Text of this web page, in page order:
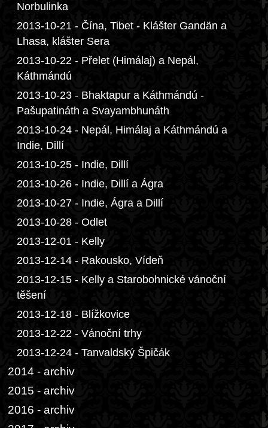
Norbulinka
2013-10-21 - Čína, Tibet - Klášter Gandän a
Lhasa, klášter Sera
2013-10-22 - Přelet (Himálaj) a Nepál,
Káthmándú
2013-10-23 - Bhaktapur a Káthmándú -
Pašupatináth a Svayambhunáth
2013-10-24 - Nepál, Himálaj a Káthmándú a
Indie, Dillí
2013-10-25 - Indie, Dillí
2013-10-26 - Indie, Dillí a Ágra
2013-10-27 - Indie, Ágra a Dillí
2013-10-28 - Odlet
2013-12-01 - Kelly
2013-12-14 - Rakousko, Vídeň
2013-12-15 - Kelly a Starobohnické vánoční
těšení
2013-12-18 - Blížkovice
2013-12-22 - Vánoční trhy
2013-12-24 - Tanvaldský Špičák
2014 - archiv
2015 - archiv
2016 - archiv